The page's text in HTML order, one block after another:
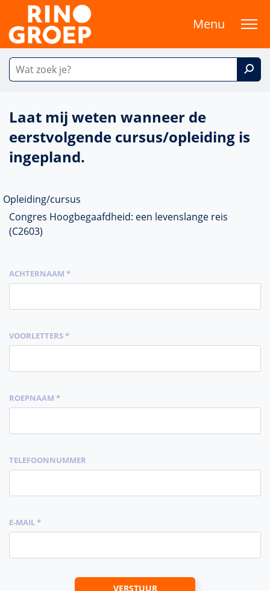
Menu
Laat mij weten wanneer de
eerstvolgende cursus/opleiding is
ingepland.
Opleiding/cursus
Congres Hoogbegaafdheid: een levenslange reis
(C2603)
ACHTERNAAM *
VOORLETTERS *
ROEPNAAM *
TELEFOONNUMMER
E-MAIL *